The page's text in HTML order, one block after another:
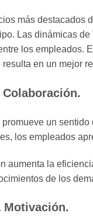
más destacados
Las dinámicas
los empleados.
en un mejor
promueve un sentido
los empleados
aumenta la
de los
Motivación.